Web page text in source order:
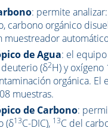
: permite
carbono orgánico
muestreador
de Agua: el
(δ2H) y oxígeno
orgánica. El
muestras.
de Carbono: p
(δ13C-DIC), 13C del